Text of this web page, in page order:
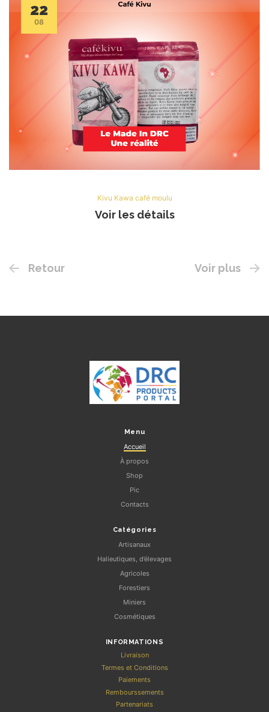
Kivu Kawa café moulu
Voir les détails
22
08
Retour Voir plus
Menu
Accueil
À propos
Shop
Pic
Contacts
Catégories
Artisanaux
Halieutiques, d’élevages
Agricoles
Forestiers
Miniers
Cosmétiques
INFORMATIONS
Livraison
Termes et Conditions
Paiements
Rembourssements
Partenariats